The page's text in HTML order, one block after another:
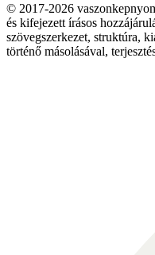
© 2017-2026
és kifejezett írásos
szövegszerkezet, struktúra,
történő másolásával,